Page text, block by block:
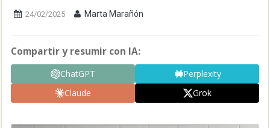
24/02/2025 Marta Marañón
Compartir y resumir con IA:
ChatGPT
Perplexity
Claude
Grok